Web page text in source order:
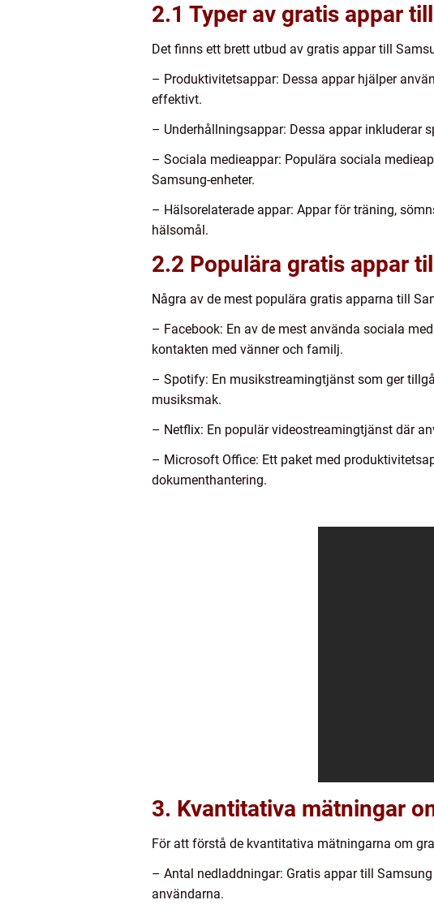
2.1 Typer av gratis appar
Det finns ett brett utbud av gratis appar till
– Produktivitetsappar: Dessa appar hjälper
effektivt.
– Underhållningsappar: Dessa appar inkluderar
– Sociala medieappar: Populära sociala
Samsung-enheter.
– Hälsorelaterade appar: Appar för träning,
hälsomål.
2.2 Populära gratis appar
Några av de mest populära gratis apparna till
– Facebook: En av de mest använda sociala
kontakten med vänner och familj.
– Spotify: En musikstreamingtjänst som ger
musiksmak.
– Netflix: En populär videostreamingtjänst där
– Microsoft Office: Ett paket med
dokumenthantering.
3. Kvantitativa mätningar
För att förstå de kvantitativa mätningarna om
– Antal nedladdningar: Gratis appar till
användarna.